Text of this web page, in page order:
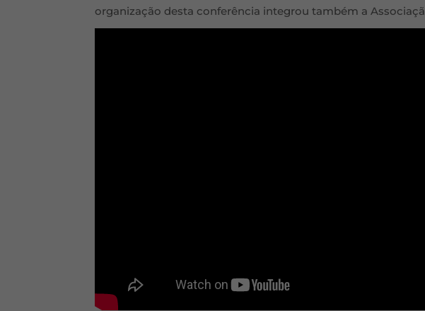
organização desta conferência integrou também a